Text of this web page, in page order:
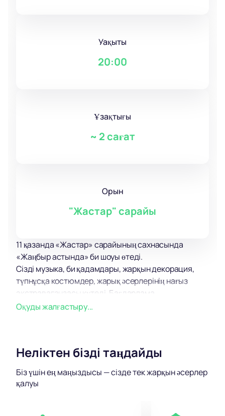
Уақыты
20:00
Ұзақтығы
~ 2 сағат
Орын
"Жастар" сарайы
11 қазанда «Жастар» сарайының сахнасында
«Жаңбыр астында» би шоуы өтеді.
Сізді музыка, би қадамдары, жарқын декорация,
түпнұсқа костюмдер, жарық әсерлерінің нағыз
экстраваганзасы күтеді. Бағдарлама
қатысушылары беделді фестивальдердің,
Би, әсемдік, сұлулық, жарқын сезімдік бейнелер
орындауындағы әрбір нөмір нағыз аян, бастан
кешкен оқиғалар мен сезімдер хикаясы, би тілімен
Оқуды жалғастыру...
Неліктен бізді таңдайды
Біз үшін ең маңыздысы — сізде тек жарқын әсерлер
қалуы